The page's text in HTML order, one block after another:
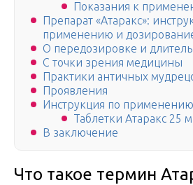
Показания к
Препарат «Атаракс»:
применению и
О передозировке и
С точки зрения медицины
Практики античных
Проявления
Инструкция по
Таблетки Атаракс 25
В заключение
Что такое термин